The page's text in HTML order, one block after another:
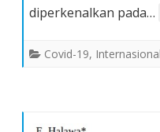
diperkenalkan pada…
Covid-19, Internasional